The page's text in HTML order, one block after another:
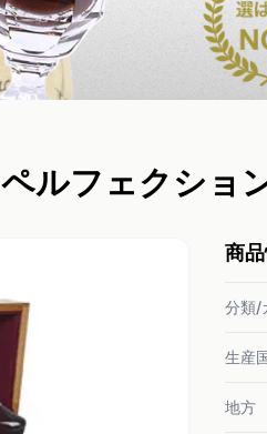
ペルフェクショ
商
分類/
生産
地方